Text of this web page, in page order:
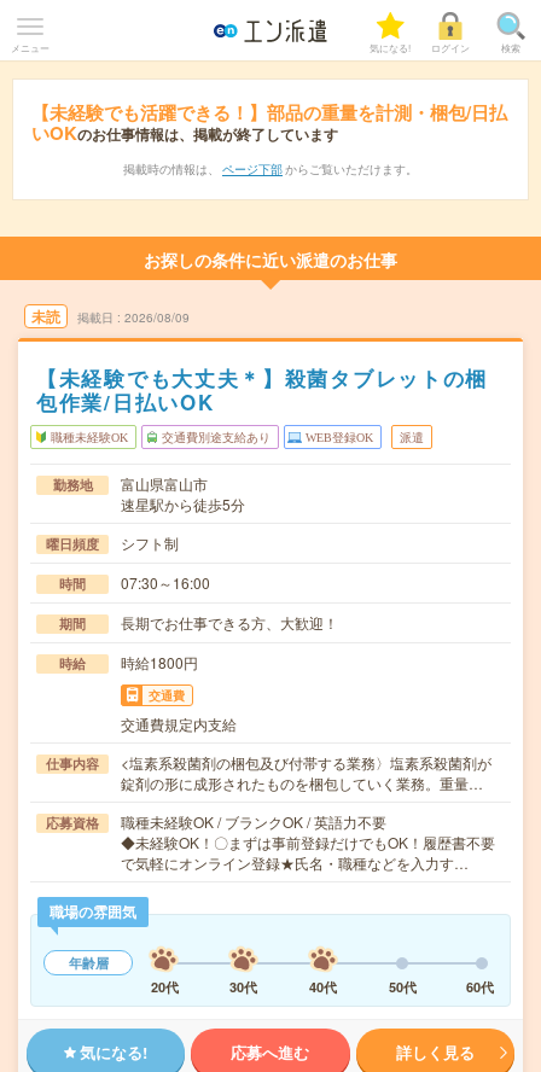
メニュー 気になる! ログイン 検索
【未経験でも活躍できる！】部品の重量を計測・梱包/日払
いOKのお仕事情報は、掲載が終了しています
掲載時の情報は、 ページ下部 からご覧いただけます。
お探しの条件に近い派遣のお仕事
未読 掲載日 2026/08/09
【未経験でも大丈夫＊】殺菌タブレットの梱
包作業/日払いOK
職種未経験OK 交通費別途支給あり WEB登録OK 派遣
勤務地
富山県富山市
速星駅から徒歩5分
曜日頻度 シフト制
時間 07:30～16:00
期間 長期でお仕事できる方、大歓迎！
時給 時給1800円
交通費
交通費規定内支給
仕事内容
<塩素系殺菌剤の梱包及び付帯する業務〉塩素系殺菌剤が
錠剤の形に成形されたものを梱包していく業務。重量…
応募資格
職種未経験OK / ブランクOK / 英語力不要
◆未経験OK！〇まずは事前登録だけでもOK！履歴書不要
で気軽にオンライン登録★氏名・職種などを入力す…
職場の雰囲気
年齢層
20代
30代 40代 50代 60代
気になる! 応募へ進む 詳しく見る